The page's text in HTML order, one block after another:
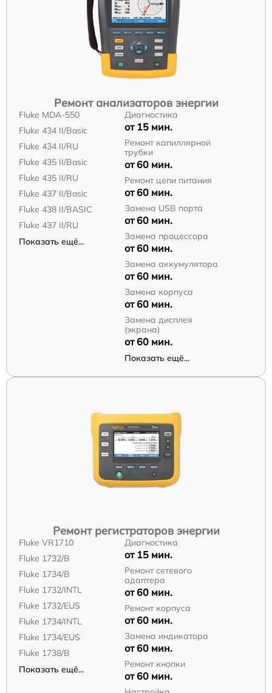
Ремонт анализаторов энергии
Fluke MDA-550
Fluke 434 II/Basic
Fluke 434 II/RU
Fluke 435 II/Basic
Fluke 435 II/RU
Fluke 437 II/Basic
Fluke 438 II/BASIC
Fluke 437 II/RU
Показать ещё...
Диагностика
от 15 мин.
Ремонт капиллярной
трубки
от 60 мин.
Ремонт цепи питания
от 60 мин.
Замена USB порта
от 60 мин.
Замена процессора
от 60 мин.
Замена аккумулятора
от 60 мин.
Замена корпуса
от 60 мин.
Замена дисплея
(экрана)
от 60 мин.
Показать ещё...
Ремонт регистраторов энергии
Fluke VR1710
Fluke 1732/B
Fluke 1734/B
Fluke 1732/INTL
Fluke 1732/EUS
Fluke 1734/INTL
Fluke 1734/EUS
Fluke 1738/B
Показать ещё...
Диагностика
от 15 мин.
Ремонт сетевого
адаптера
от 60 мин.
Ремонт корпуса
от 60 мин.
Замена индикатора
от 60 мин.
Ремонт кнопки
от 60 мин.